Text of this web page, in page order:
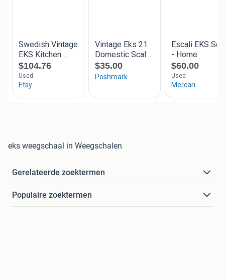
eks weegschaal in Weegschalen
Gerelateerde zoektermen
Populaire zoektermen